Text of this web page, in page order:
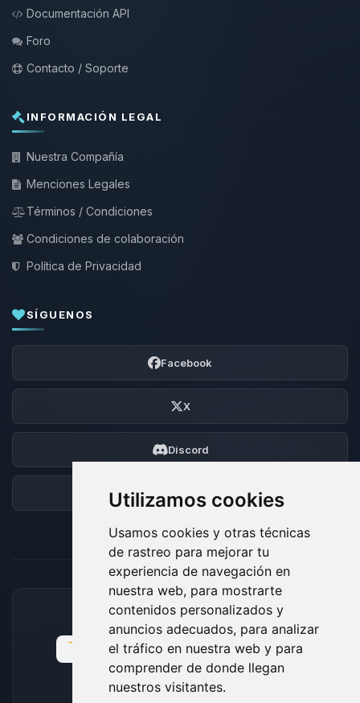
Utilizamos cookies
Usamos cookies y otras técnicas
de rastreo para mejorar tu
experiencia de navegación en
nuestra web, para mostrarte
contenidos personalizados y
anuncios adecuados, para analizar
el tráfico en nuestra web y para
comprender de donde llegan
nuestros visitantes.
Documentación API
Foro
Contacto / Soporte
INFORMACIÓN LEGAL
Nuestra Compañía
Menciones Legales
Términos / Condiciones
Condiciones de colaboración
Política de Privacidad
SÍGUENOS
Facebook
X
Discord
Foro
MÉTODOS DE PAGO ACEPTADOS